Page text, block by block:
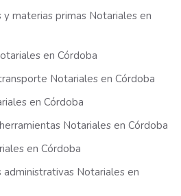
materias primas Notariales en
en Córdoba
Notariales en Córdoba
en Córdoba
Notariales en Córdoba
en Córdoba
administrativas Notariales en